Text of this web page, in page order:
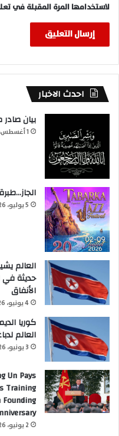
لاستخدامها المرة المقبلة في
احدث الاخبار
بيان
1 أغسطس، 2026
5 يوليو، 2026
العالم
حديثة
الأنفاق
4 يونيو، 2026
كوريا
العالم
3 يونيو، 2026
Un Pays
Training
2 يونيو، 2026